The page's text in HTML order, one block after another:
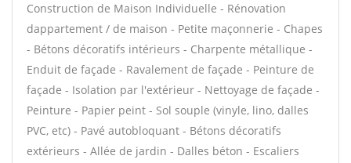
Construction de Maison Individuelle - Rénovation
dappartement / de maison - Petite maçonnerie - Chapes
- Bétons décoratifs intérieurs - Charpente métallique -
Enduit de façade - Ravalement de façade - Peinture de
façade - Isolation par l'extérieur - Nettoyage de façade -
Peinture - Papier peint - Sol souple (vinyle, lino, dalles
PVC, etc) - Pavé autobloquant - Bétons décoratifs
extérieurs - Allée de jardin - Dalles béton - Escaliers